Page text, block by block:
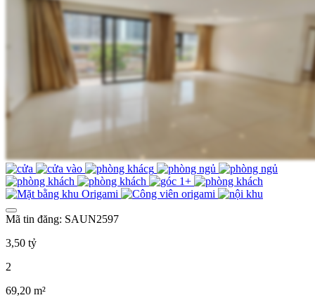
Mã tin đăng: SAUN2597
3,50 tỷ
2
69,20 m²